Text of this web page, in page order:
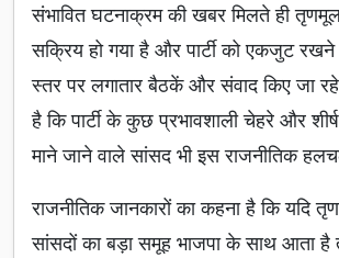
संभावित घटनाक्रम की खबर मिलते ही
सक्रिय हो गया है और पार्टी को एकजुट
स्तर पर लगातार बैठकें और संवाद किए जा
है कि पार्टी के कुछ प्रभावशाली चेहरे और
माने जाने वाले सांसद भी इस राजनीतिक
राजनीतिक जानकारों का कहना है कि यदि
सांसदों का बड़ा समूह भाजपा के साथ आता